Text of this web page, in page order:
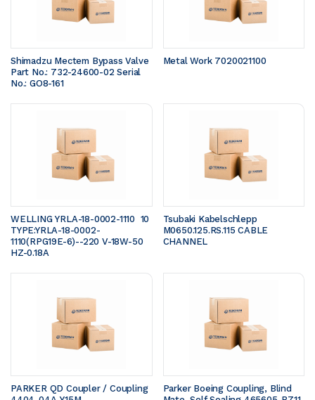
Shimadzu Mectem Bypass Valve
Part No.: 732-24600-02 Serial
No.: GO8-161
Metal Work 7020021100
WELLING YRLA-18-0002-1110  10
TYPE:YRLA-18-0002-
1110(RPG19E-6)--220 V-18W-50
HZ-0.18A
Tsubaki Kabelschlepp
M0650.125.RS.115 CABLE
CHANNEL
PARKER QD Coupler / Coupling
Parker Boeing Coupling, Blind